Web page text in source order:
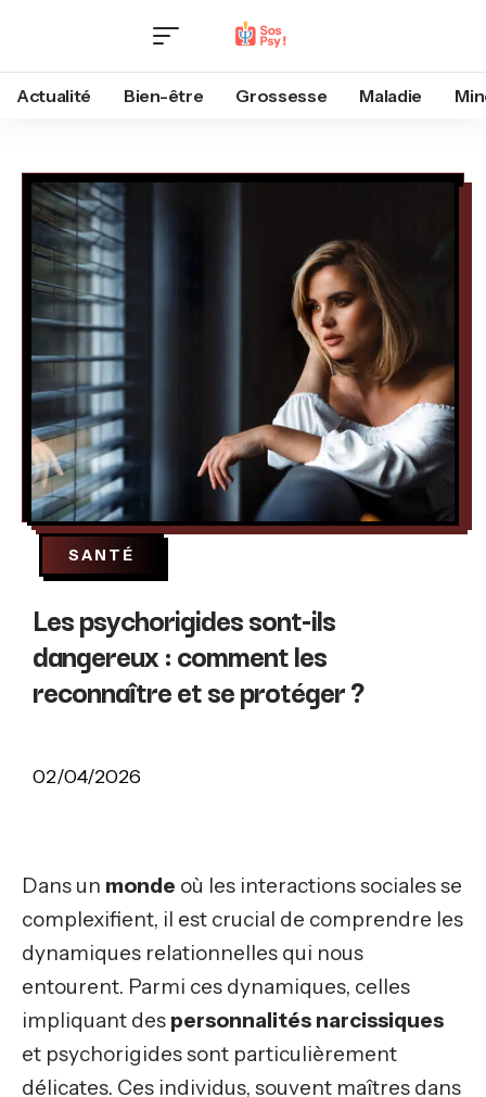
Actualité Bien-être Grossesse Maladie
SANTÉ
Les psychorigides sont-ils
dangereux : comment les
reconnaître et se protéger ?
02/04/2026
Dans un monde où les interactions sociales se
complexifient, il est crucial de comprendre les
dynamiques relationnelles qui nous
entourent. Parmi ces dynamiques, celles
impliquant des personnalités narcissiques
et psychorigides sont particulièrement
délicates. Ces individus, souvent maîtres dans